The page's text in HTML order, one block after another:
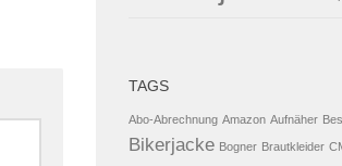
TAGS
Abo-Abrechnung Amazon Aufnäher
Bikerjacke Bogner Brautkleider